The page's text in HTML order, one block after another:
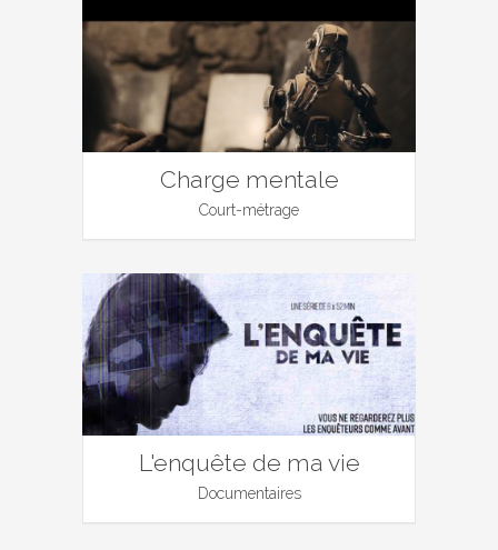
Charge mentale
Court-métrage
L'enquête de ma vie
Documentaires